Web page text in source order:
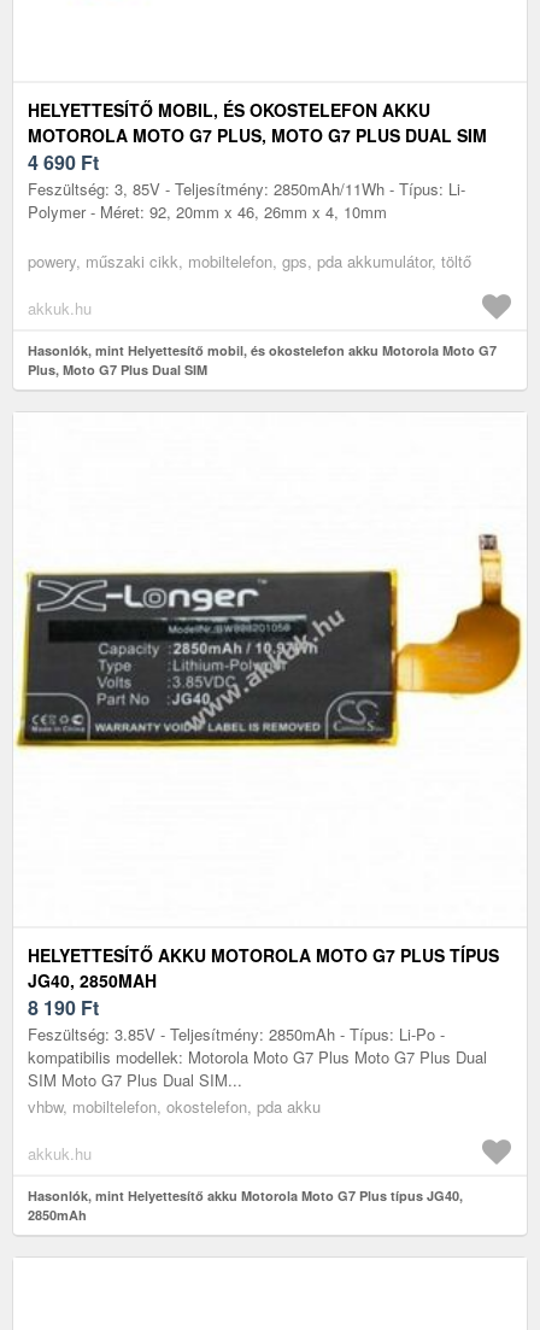
HELYETTESÍTŐ MOBIL, ÉS OKOSTELEFON AKKU
MOTOROLA MOTO G7 PLUS, MOTO G7 PLUS DUAL SIM
4 690 Ft
Feszültség: 3, 85V - Teljesítmény: 2850mAh/11Wh - Típus: Li-
Polymer - Méret: 92, 20mm x 46, 26mm x 4, 10mm
powery, műszaki cikk, mobiltelefon, gps, pda akkumulátor, töltő
akkuk.hu
Hasonlók, mint Helyettesítő mobil, és okostelefon akku Motorola Moto G7
Plus, Moto G7 Plus Dual SIM
HELYETTESÍTŐ AKKU MOTOROLA MOTO G7 PLUS TÍPUS
JG40, 2850MAH
8 190 Ft
Feszültség: 3.85V - Teljesítmény: 2850mAh - Típus: Li-Po -
kompatibilis modellek: Motorola Moto G7 Plus Moto G7 Plus Dual
SIM Moto G7 Plus Dual SIM...
vhbw, mobiltelefon, okostelefon, pda akku
akkuk.hu
Hasonlók, mint Helyettesítő akku Motorola Moto G7 Plus típus JG40,
2850mAh